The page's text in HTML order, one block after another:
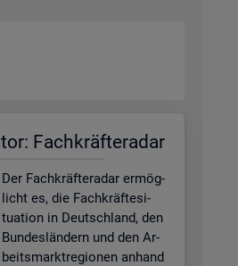
Fach­kräf­te­ra­dar
Der Fach­kräf­te­ra­dar er­mög­
licht es, die Fach­kräf­te­si­
tua­ti­on in Deutsch­land, den
Bun­des­län­dern und den Ar­
beits­markt­re­gio­nen an­hand